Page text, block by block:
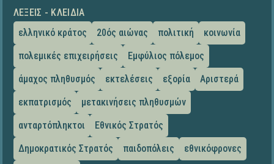
ΛΈΞΕΙΣ - ΚΛΕΙΔΙΆ
ελληνικό κράτος
20ός αιώνας πολιτική
κοινωνία
πολεμικές επιχειρήσεις
Εμφύλιος πόλεμος
άμαχος πληθυσμός
εκτελέσεις εξορία
Αριστερά
εκπατρισμός
μετακινήσεις πληθυσμών
ανταρτόπληκτοι
Εθνικός Στρατός
Δημοκρατικός Στρατός
παιδοπόλεις
εθνικόφρονες